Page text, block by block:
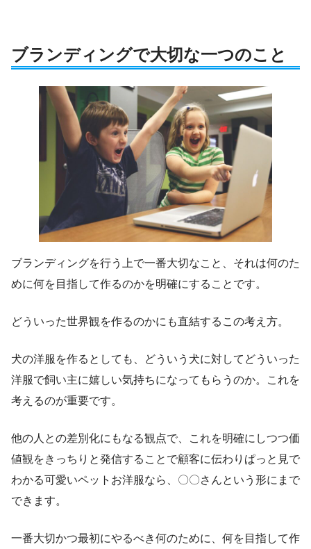
ブランディングで大切な一つのこと
ブランディングを行う上で一番大切なこと、それは何のた
めに何を目指して作るのかを明確にすることです。
どういった世界観を作るのかにも直結するこの考え方。
犬の洋服を作るとしても、どういう犬に対してどういった
洋服で飼い主に嬉しい気持ちになってもらうのか。これを
考えるのが重要です。
他の人との差別化にもなる観点で、これを明確にしつつ価
値観をきっちりと発信することで顧客に伝わりぱっと見で
わかる可愛いペットお洋服なら、〇〇さんという形にまで
できます。
一番大切かつ最初にやるべき何のために、何を目指して作